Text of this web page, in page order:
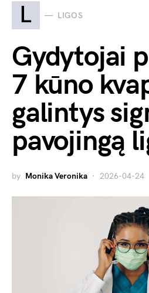
L LIGOS
Gydytojai
7 kūno
galintys
pavojingą
by Monika Veronika 2026-04-24